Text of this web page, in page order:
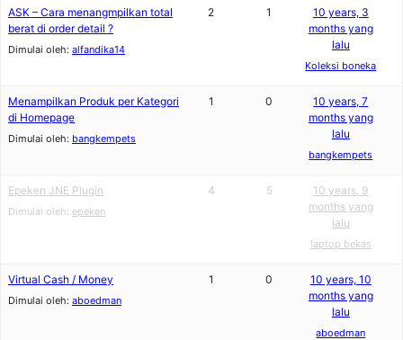
ASK – Cara menangmpilkan total
berat di order detail ?
Dimulai oleh: alfandika14
2 1
10 years, 3
months yang
lalu
Koleksi boneka
Menampilkan Produk per Kategori
di Homepage
Dimulai oleh: bangkempets
1 0
10 years, 7
months yang
lalu
bangkempets
Epeken JNE Plugin
Dimulai oleh: epeken
4 5
10 years, 9
months yang
lalu
laptop bekas
Virtual Cash / Money
Dimulai oleh: aboedman
1 0
10 years, 10
months yang
lalu
aboedman